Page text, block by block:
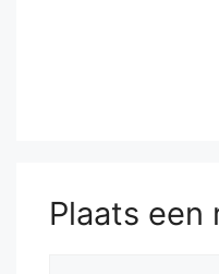
Plaats een